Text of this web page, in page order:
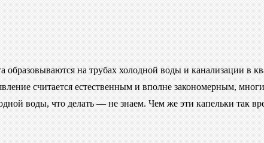
образовываются на трубах холодной воды и канализации в
считается естественным и вполне закономерным,
воды, что делать — не знаем. Чем же эти капельки так